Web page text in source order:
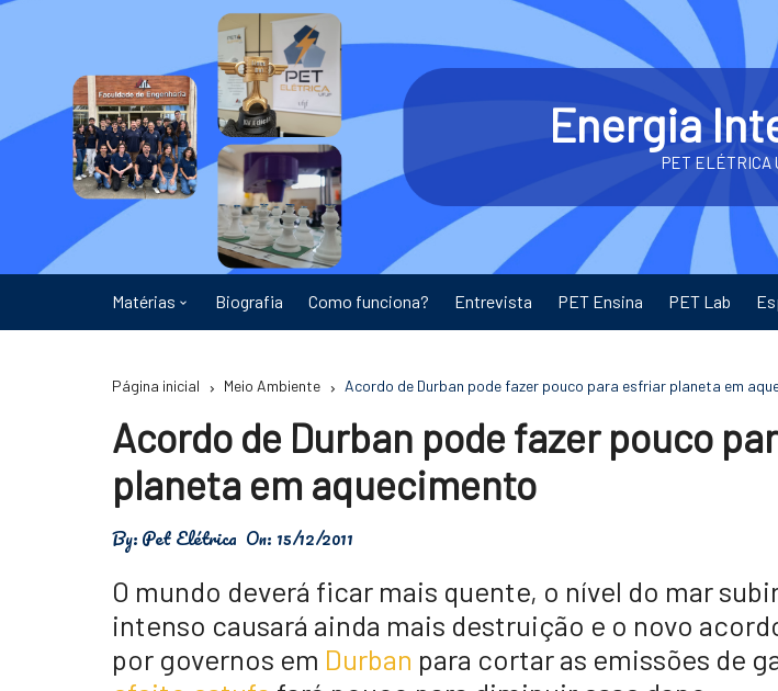
Ir
Energia
PET ELÉTRICA
Matérias
Energia
Física
Meio Ambiente
Saúde
Tecnologia
Biografia Como funciona? Entrevista PET Ensina PET Lab
Página inicial Meio Ambiente Acordo de Durban pode fazer pouco para esfriar planeta em
Acordo de Durban pode fazer pouco
planeta em aquecimento
By:Pet Elétrica On: 15/12/2011
O mundo deverá ficar mais quente, o nível do mar
intenso causará ainda mais destruição e o novo
por governos em Durban para cortar as emissões de